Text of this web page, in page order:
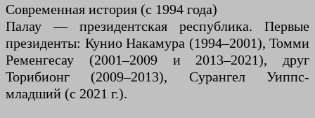
Современная история (с 1994 года)
Палау — президентская республика. Первые
президенты: Кунио Накамура (1994–2001), Томми
Ременгесау (2001–2009 и 2013–2021), друг
Торибионг (2009–2013), Сурангел Уиппс-
младший (с 2021 г.).